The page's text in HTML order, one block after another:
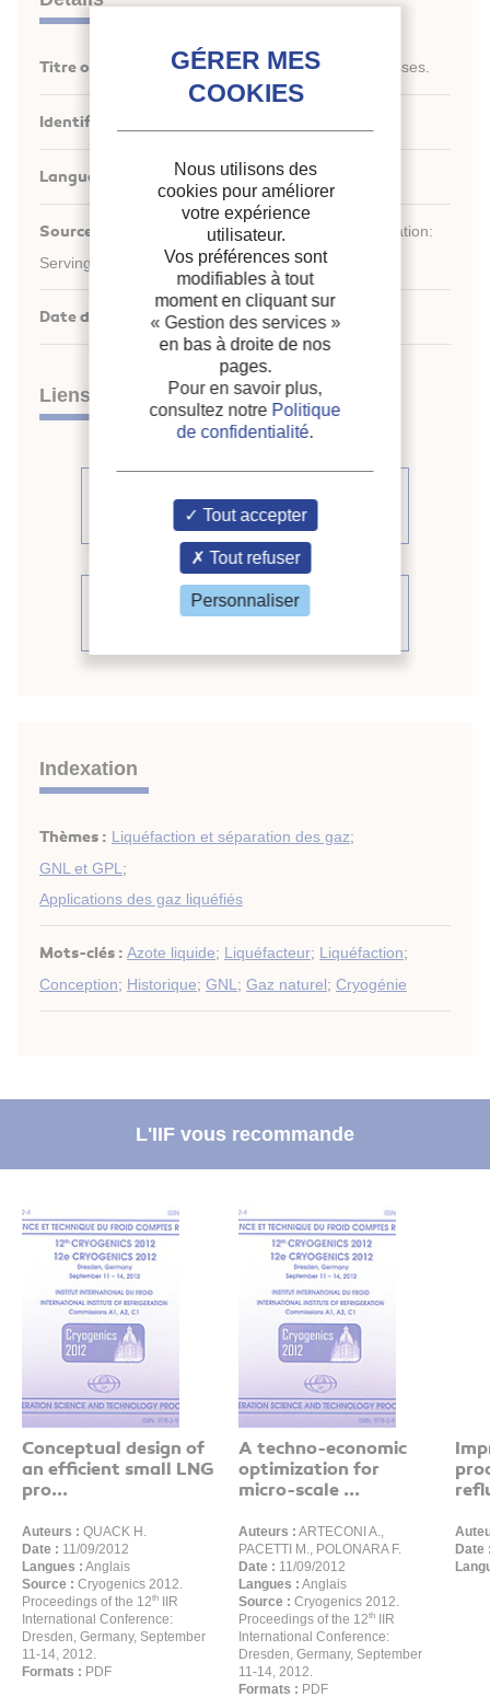
Titre original : Hybrid cryogenic liquefaction processes.
Identifiant de la fiche :
Langues :
Source :
IIR International Congress of Refrigeration:
Serving the Needs of Mankind.
Date d'édition : 17/08/2003
Liens
même compte rendu (398)
Voir le compte rendu de la
Indexation
Thèmes : Liquéfaction et séparation des gaz;
GNL et GPL ;
Applications des gaz liquéfiés
Mots-clés : Azote liquide; Liquéfacteur; Liquéfaction;
Conception; Historique; GNL ; Gaz naturel; Cryogénie
L'IIF vous recommande
Conceptual design of
an efficient small LNG
pro...
Auteurs : QUACK H.
Date : 11/09/2012
Langues : Anglais
Source : Cryogenics 2012.
Proceedings of the 12th IIR
International Conference:
Dresden, Germany, September
11-14, 2012.
Formats : PDF
A techno-economic
optimization for
micro-scale ...
Auteurs : ARTECONI A.,
PACETTI M., POLONARA F.
Date : 11/09/2012
Langues : Anglais
Source : Cryogenics 2012.
Proceedings of the 12th IIR
International Conference:
Dresden, Germany, September
11-14, 2012.
Formats : PDF
Date
Nous utilisons des
cookies pour améliorer
votre expérience
utilisateur.
Vos préférences sont
modifiables à tout
moment en cliquant sur
« Gestion des services »
en bas à droite de nos
pages.
Pour en savoir plus,
consultez notre Politique
de confidentialité.
Tout accepter
Tout refuser
Personnaliser